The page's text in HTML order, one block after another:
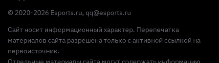
© 2020-2026 Esports.ru, qq@esports.ru
Сайт носит информационный характер. Перепечатка
материалов сайта разрешена только с активной ссылкой на
первоисточник.